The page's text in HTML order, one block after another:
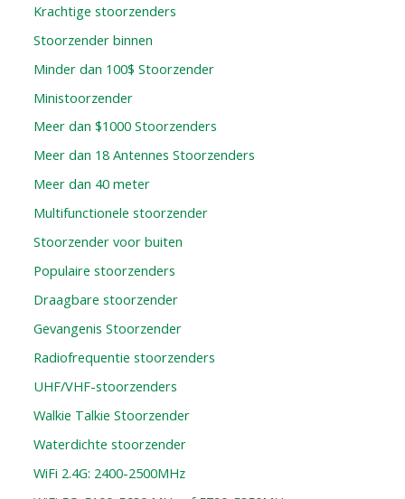
Krachtige stoorzenders
Stoorzender binnen
Minder dan 100$ Stoorzender
Ministoorzender
Meer dan $1000 Stoorzenders
Meer dan 18 Antennes Stoorzenders
Meer dan 40 meter
Multifunctionele stoorzender
Stoorzender voor buiten
Populaire stoorzenders
Draagbare stoorzender
Gevangenis Stoorzender
Radiofrequentie stoorzenders
UHF/VHF-stoorzenders
Walkie Talkie Stoorzender
Waterdichte stoorzender
WiFi 2.4G: 2400-2500MHz